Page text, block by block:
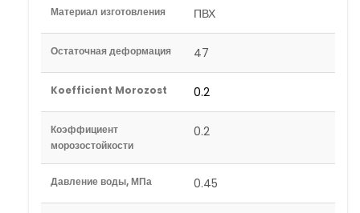
Материал изготовления ПВХ
Остаточная деформация 47
Koefficient Morozost 0.2
Коэффициент
морозостойкости
0.2
Давление воды, МПа 0.45